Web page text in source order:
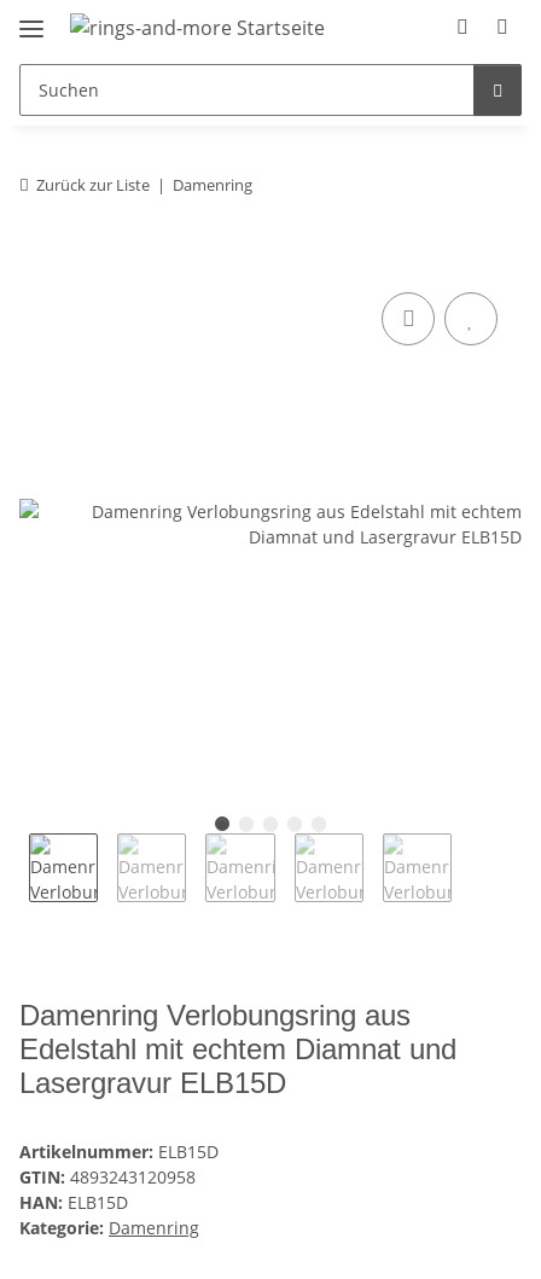
Zurück zur Liste Damenring
Damenring Verlobungsring aus
Edelstahl mit echtem Diamnat und
Lasergravur ELB15D
Artikelnummer: ELB15D
GTIN: 4893243120958
HAN: ELB15D
Kategorie: Damenring